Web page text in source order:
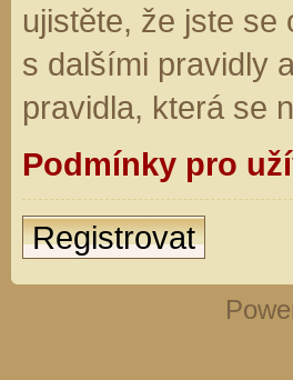
ujistěte, že jste se
s dalšími pravidly
pravidla, která se
Podmínky pro
Registrovat